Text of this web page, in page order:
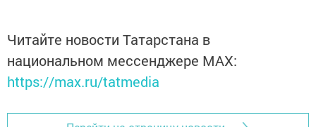
Читайте новости Татарстана в
национальном мессенджере MАХ:
https://max.ru/tatmedia